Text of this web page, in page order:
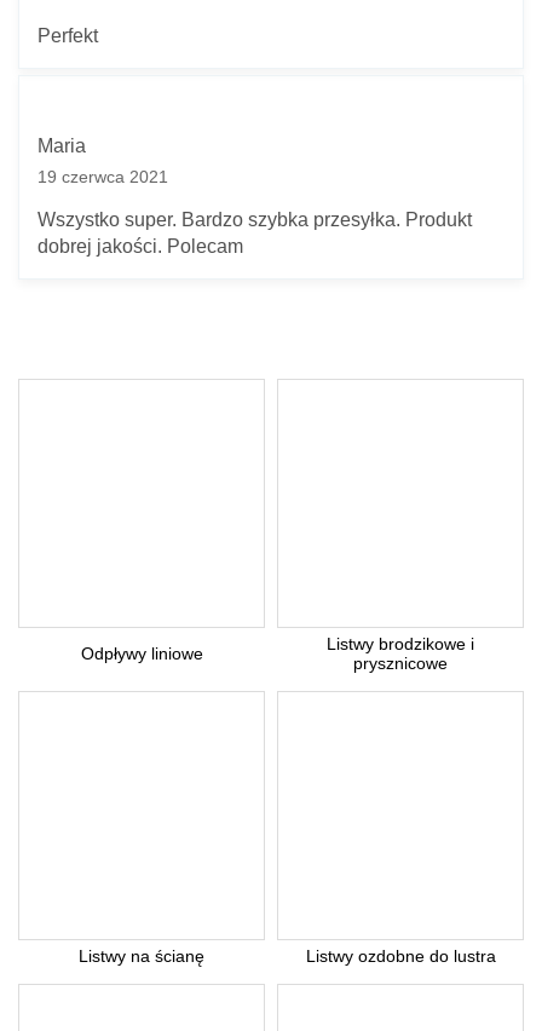
Perfekt
Maria
19 czerwca 2021
Wszystko super. Bardzo szybka przesyłka. Produkt
dobrej jakości. Polecam
Odpływy liniowe
Listwy brodzikowe i
prysznicowe
Listwy na ścianę Listwy ozdobne do lustra